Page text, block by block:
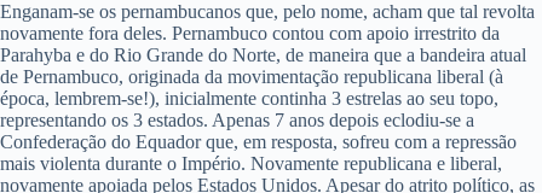
Enganam-se os pernambucanos que, pelo nome, acham que tal revolta
novamente fora deles. Pernambuco contou com apoio irrestrito da
Parahyba e do Rio Grande do Norte, de maneira que a bandeira atual
de Pernambuco, originada da movimentação republicana liberal (à
época, lembrem-se!), inicialmente continha 3 estrelas ao seu topo,
representando os 3 estados. Apenas 7 anos depois eclodiu-se a
Confederação do Equador que, em resposta, sofreu com a repressão
mais violenta durante o Império. Novamente republicana e liberal,
novamente apoiada pelos Estados Unidos. Apesar do atrito político, as